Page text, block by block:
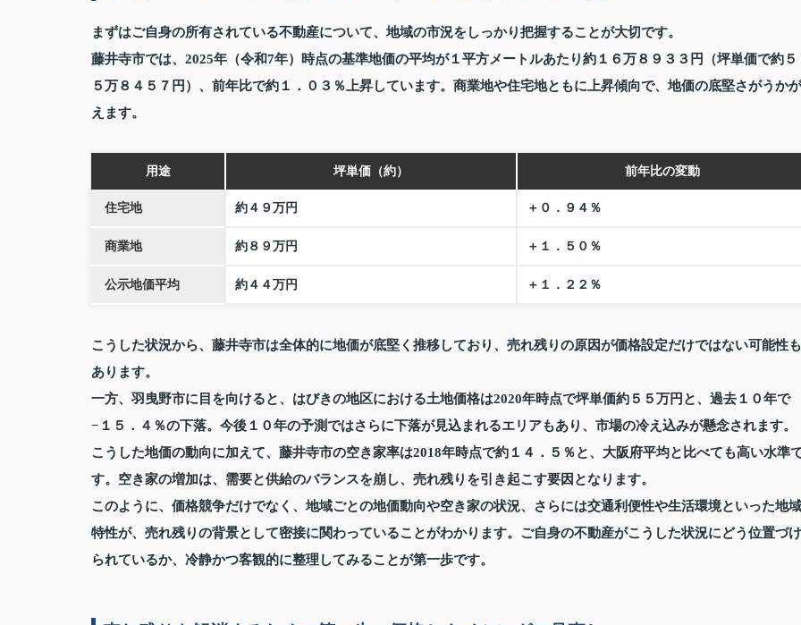
まずはご自身の所有されている不動産について、地域の市況をしっかり把握することが大切です。
藤井寺市では、2025年（令和7年）時点の基準地価の平均が１平方メートルあたり約１６万８９３３円（坪単価で約５
５万８４５７円）、前年比で約１．０３％上昇しています。商業地や住宅地ともに上昇傾向で、地価の底堅さがうかが
えます。
用途 坪単価（約） 前年比の変動
住宅地 約４９万円 ＋０．９４％
商業地 約８９万円 ＋１．５０％
公示地価平均 約４４万円 ＋１．２２％
こうした状況から、藤井寺市は全体的に地価が底堅く推移しており、売れ残りの原因が価格設定だけではない可能性も
あります。
一方、羽曳野市に目を向けると、はびきの地区における土地価格は2020年時点で坪単価約５５万円と、過去１０年で
−１５．４％の下落。今後１０年の予測ではさらに下落が見込まれるエリアもあり、市場の冷え込みが懸念されます。
こうした地価の動向に加えて、藤井寺市の空き家率は2018年時点で約１４．５％と、大阪府平均と比べても高い水準
す。空き家の増加は、需要と供給のバランスを崩し、売れ残りを引き起こす要因となります。
このように、価格競争だけでなく、地域ごとの地価動向や空き家の状況、さらには交通利便性や生活環境といった地域
特性が、売れ残りの背景として密接に関わっていることがわかります。ご自身の不動産がこうした状況にどう位置づけ
られているか、冷静かつ客観的に整理してみることが第一歩です。